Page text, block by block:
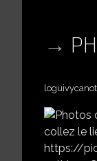
collez le
https://